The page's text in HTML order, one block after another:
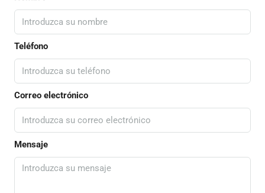
Teléfono
Correo electrónico
Mensaje